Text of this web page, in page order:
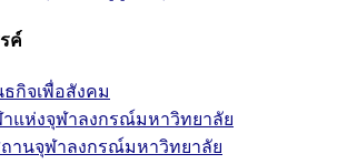
ค์
กิจเพื่อสังคม
แห่งจุฬาลงกรณ์มหาวิทยาลัย
านจุฬาลงกรณ์มหาวิทยาลัย